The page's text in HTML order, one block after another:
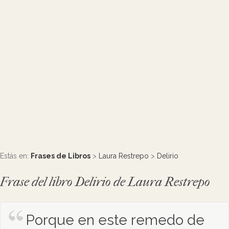
Estás en: Frases de Libros > Laura Restrepo > Delirio
Frase del libro Delirio de Laura Restrepo
Porque en este remedo de